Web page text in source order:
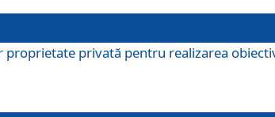
privată pentru realizarea